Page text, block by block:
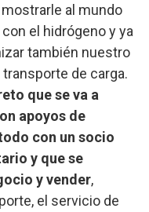
al mundo
el hidrógeno y ya
también nuestro
de carga.
que se va a
apoyos de
con un socio
y que se
y vender,
el servicio de